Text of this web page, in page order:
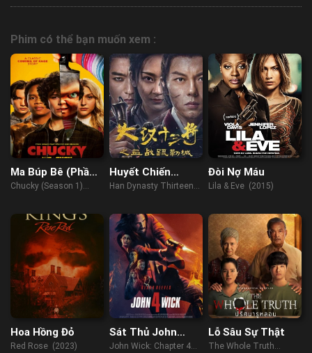
Phim có thể bạn muốn xem :
Ma Búp Bê (Phần
1)
Chucky (Season 1)
Huyết Chiến
Thành Sơ Lặc
Han Dynasty Thirteen
Đòi Nợ Máu
Lila & Eve (2015)
Hoa Hồng Đỏ
Red Rose (2023)
Sát Thủ John
Wick: Phần 4
John Wick: Chapter 4
Lỗ Sâu Sự Thật
The Whole Truth